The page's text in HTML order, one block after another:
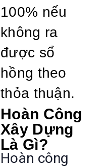
100% nếu
không ra
được sổ
hồng theo
thỏa thuận.
Hoàn Công
Xây Dựng
Là Gì?
Hoàn công